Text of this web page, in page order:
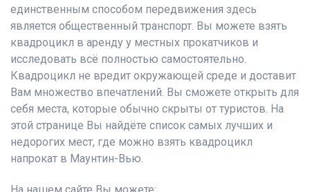
единственным способом передвижения здесь
является общественный транспорт. Вы можете взять
квадроцикл в аренду у местных прокатчиков и
исследовать всё полностью самостоятельно.
Квадроцикл не вредит окружающей среде и доставит
Вам множество впечатлений. Вы сможете открыть для
себя места, которые обычно скрыты от туристов. На
этой странице Вы найдёте список самых лучших и
недорогих мест, где можно взять квадроцикл
напрокат в Маунтин-Вью.